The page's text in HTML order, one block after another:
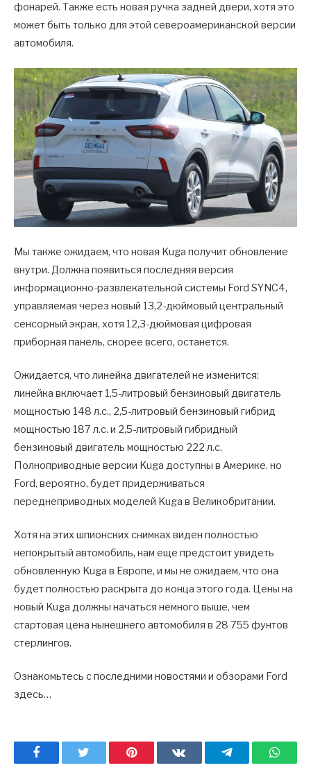
фонарей. Также есть новая ручка задней двери, хотя это
может быть только для этой североамериканской версии
автомобиля.
Мы также ожидаем, что новая Kuga получит обновление
внутри. Должна появиться последняя версия
информационно-развлекательной системы Ford SYNC4,
управляемая через новый 13,2-дюймовый центральный
сенсорный экран, хотя 12,3-дюймовая цифровая
приборная панель, скорее всего, останется.
Ожидается, что линейка двигателей не изменится:
линейка включает 1,5-литровый бензиновый двигатель
мощностью 148 л.с., 2,5-литровый бензиновый гибрид
мощностью 187 л.с. и 2,5-литровый гибридный
бензиновый двигатель мощностью 222 л.с.
Полноприводные версии Kuga доступны в Америке. но
Ford, вероятно, будет придерживаться
переднеприводных моделей Kuga в Великобритании.
Хотя на этих шпионских снимках виден полностью
непокрытый автомобиль, нам еще предстоит увидеть
обновленную Kuga в Европе, и мы не ожидаем, что она
будет полностью раскрыта до конца этого года. Цены на
новый Kuga должны начаться немного выше, чем
стартовая цена нынешнего автомобиля в 28 755 фунтов
стерлингов.
Ознакомьтесь с последними новостями и обзорами Ford
здесь…
Facebook Pinterest ВКонтактеTelegram